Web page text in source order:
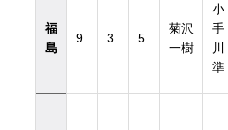
福
島
9 3 5
菊沢
一樹
小
手
川
準